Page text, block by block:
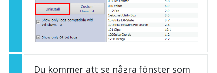
Du kommer att se några fönster som